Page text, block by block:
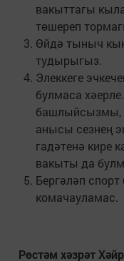
вакыттагы
төшереп
Өйдә тыныч
тудырыгыз.
Элеккеге
булмаса
башлыйсызмы,
анысы сезнең
гадәтенә кире
вакыты да
Бергәләп
комачауламас.
Рөстәм хәзрәт